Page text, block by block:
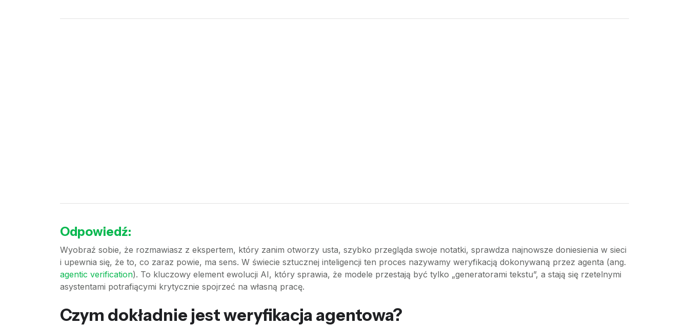
Odpowiedź:
Wyobraź sobie, że rozmawiasz z ekspertem, który zanim otworzy usta, szybko przegląda swoje notatki, sprawdza najnowsze doniesienia w sieci
i upewnia się, że to, co zaraz powie, ma sens. W świecie sztucznej inteligencji ten proces nazywamy weryfikacją dokonywaną przez agenta (ang.
agentic verification). To kluczowy element ewolucji AI, który sprawia, że modele przestają być tylko „generatorami tekstu”, a stają się rzetelnymi
asystentami potrafiącymi krytycznie spojrzeć na własną pracę.
Czym dokładnie jest weryfikacja agentowa?